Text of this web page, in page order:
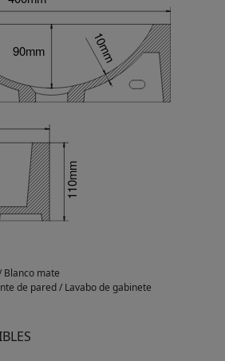
Blanco mate
de pared / Lavabo de gabinete